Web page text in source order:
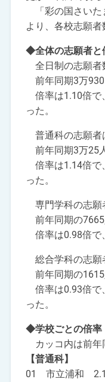
「彩の国さいた
より、各校志願者
◆全体の志願者と
全日制の志願者
前年同期3万
倍率は1.10倍で
った。
普通科の志願者
前年同期3万25
倍率は1.14倍で
った。
専門学科の志願
前年同期の7665
倍率は0.98倍で
総合学科の志願
前年同期の1615
倍率は0.93倍で
った。
◆学校ごとの倍率
カッコ内は前年
【普通科】
01 市立浦和